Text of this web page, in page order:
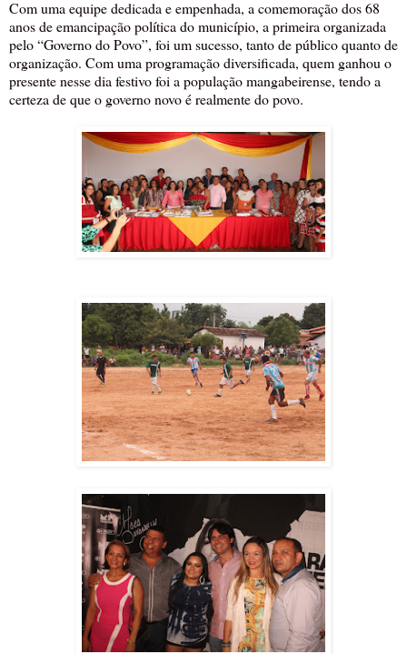
Com uma equipe dedicada e empenhada, a comemoração dos 68
anos de emancipação política do município, a primeira organizada
pelo “Governo do Povo”, foi um sucesso, tanto de público quanto de
organização. Com uma programação diversificada, quem ganhou o
presente nesse dia festivo foi a população mangabeirense, tendo a
certeza de que o governo novo é realmente do povo.